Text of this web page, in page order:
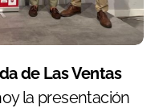
de Las Ventas
la presentación